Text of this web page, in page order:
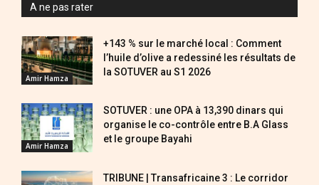
A ne pas rater
Amir Hamza
+143 % sur le marché local : Comment
l’huile d’olive a redessiné les résultats de
la SOTUVER au S1 2026
Amir Hamza
SOTUVER : une OPA à 13,390 dinars qui
organise le co-contrôle entre B.A Glass
et le groupe Bayahi
TRIBUNE | Transafricaine 3 : Le corridor